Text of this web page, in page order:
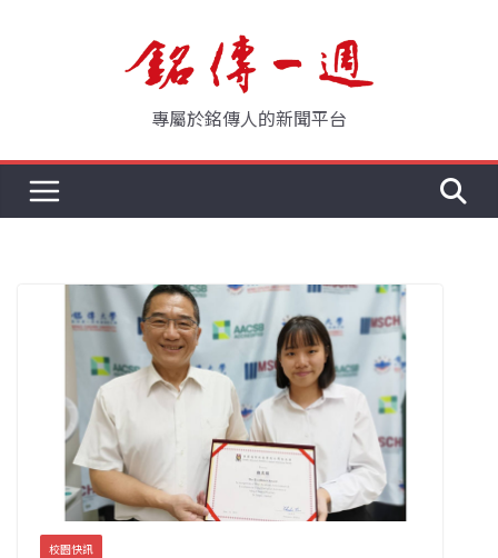
專屬於銘傳人的新聞平台
校園快訊